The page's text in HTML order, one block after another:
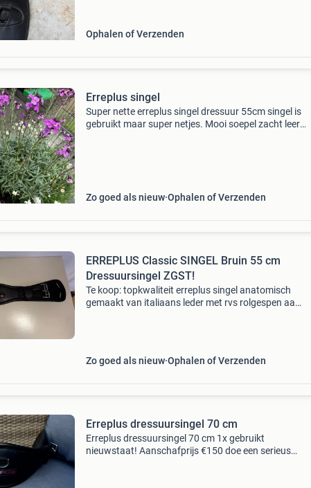
Ophalen of Verzenden
Erreplus singel
Super nette erreplus singel dressuur 55cm singel is
gebruikt maar super netjes. Mooi soepel zacht leer.
Zo goed als nieuw Ophalen of Verzenden
ERREPLUS Classic SINGEL Bruin 55 cm
Dressuursingel ZGST!
Te koop: topkwaliteit erreplus singel anatomisch
gemaakt van italiaans leder met rvs rolgespen aan
Zo goed als nieuw Ophalen of Verzenden
Erreplus dressuursingel 70 cm
Erreplus dressuursingel 70 cm 1x gebruikt
nieuwstaat! Aanschafprijs €150 doe een serieus